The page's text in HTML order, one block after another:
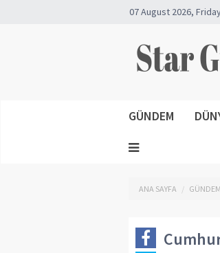
07 August 2026,
GÜNDEM
ANA SAYFA GÜNDEM